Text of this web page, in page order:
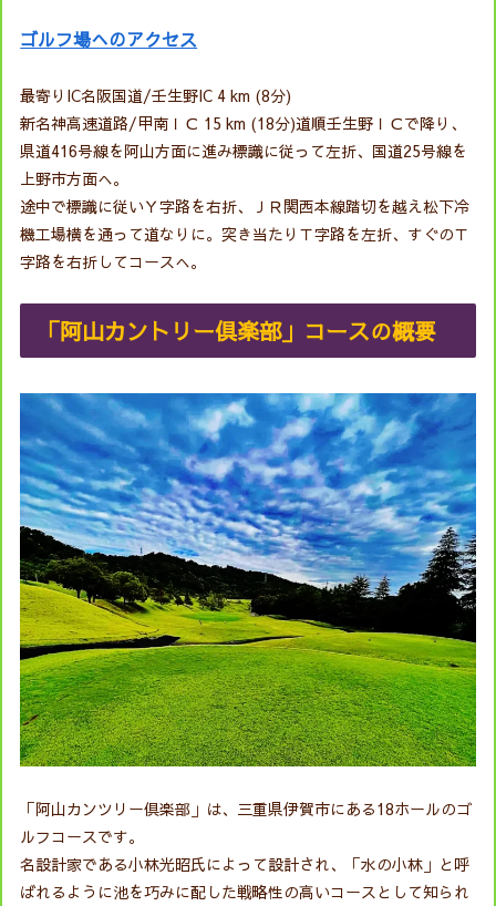
ゴルフ場へのアクセス
最寄りIC名阪国道/壬生野IC 4 km (8分)
新名神高速道路/甲南ＩＣ 15 km (18分)道順壬生野ＩＣで降り、
県道416号線を阿山方面に進み標識に従って左折、国道25号線を
上野市方面へ。
途中で標識に従いＹ字路を右折、ＪＲ関西本線踏切を越え松下冷
機工場横を通って道なりに。突き当たりＴ字路を左折、すぐのＴ
字路を右折してコースへ。
「阿山カントリー倶楽部」コースの概要
「阿山カンツリー倶楽部」は、三重県伊賀市にある18ホールのゴ
ルフコースです。
名設計家である小林光昭氏によって設計され、「水の小林」と呼
ばれるように池を巧みに配した戦略性の高いコースとして知られ